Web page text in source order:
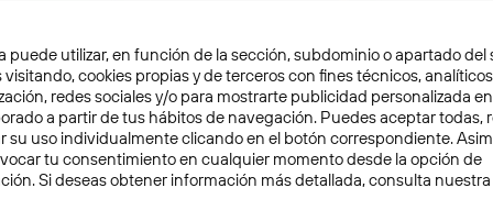
3 min
puede utilizar, en función de la sección, subdominio o apartado del
visitando, cookies propias y de terceros con fines técnicos,
redes sociales y/o para mostrarte publicidad personalizada
a partir de tus hábitos de navegación. Puedes aceptar todas,
su uso individualmente clicando en el botón correspondiente.
tu consentimiento en cualquier momento desde la opción de
Si deseas obtener información más detallada, consulta nuestra